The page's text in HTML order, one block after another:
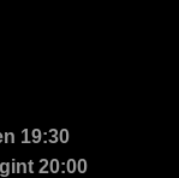
19:30
20:00